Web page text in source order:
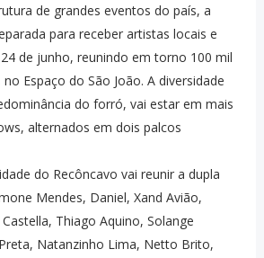
de grandes eventos do país, a
para receber artistas locais e
de junho, reunindo em torno 100 mil
Espaço do São João. A diversidade
do forró, vai estar em mais
alternados em dois palcos
do Recôncavo vai reunir a dupla
Mendes, Daniel, Xand Avião,
Thiago Aquino, Solange
Natanzinho Lima, Netto Brito,